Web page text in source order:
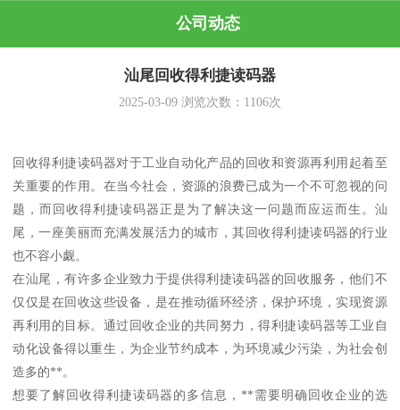
公司动态
汕尾回收得利捷读码器
2025-03-09 浏览次数： 1106次
回收得利捷读码器对于工业自动化产品的回收和资源再利用起着至
关重要的作用。在当今社会，资源的浪费已成为一个不可忽视的问
题，而回收得利捷读码器正是为了解决这一问题而应运而生。汕
尾，一座美丽而充满发展活力的城市，其回收得利捷读码器的行业
也不容小觑。
在汕尾，有许多企业致力于提供得利捷读码器的回收服务，他们不
仅仅是在回收这些设备，是在推动循环经济，保护环境，实现资源
再利用的目标。通过回收企业的共同努力，得利捷读码器等工业自
动化设备得以重生，为企业节约成本，为环境减少污染，为社会创
造多的**。
想要了解回收得利捷读码器的多信息，**需要明确回收企业的选